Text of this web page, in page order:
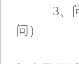
3、问
问）
注册多